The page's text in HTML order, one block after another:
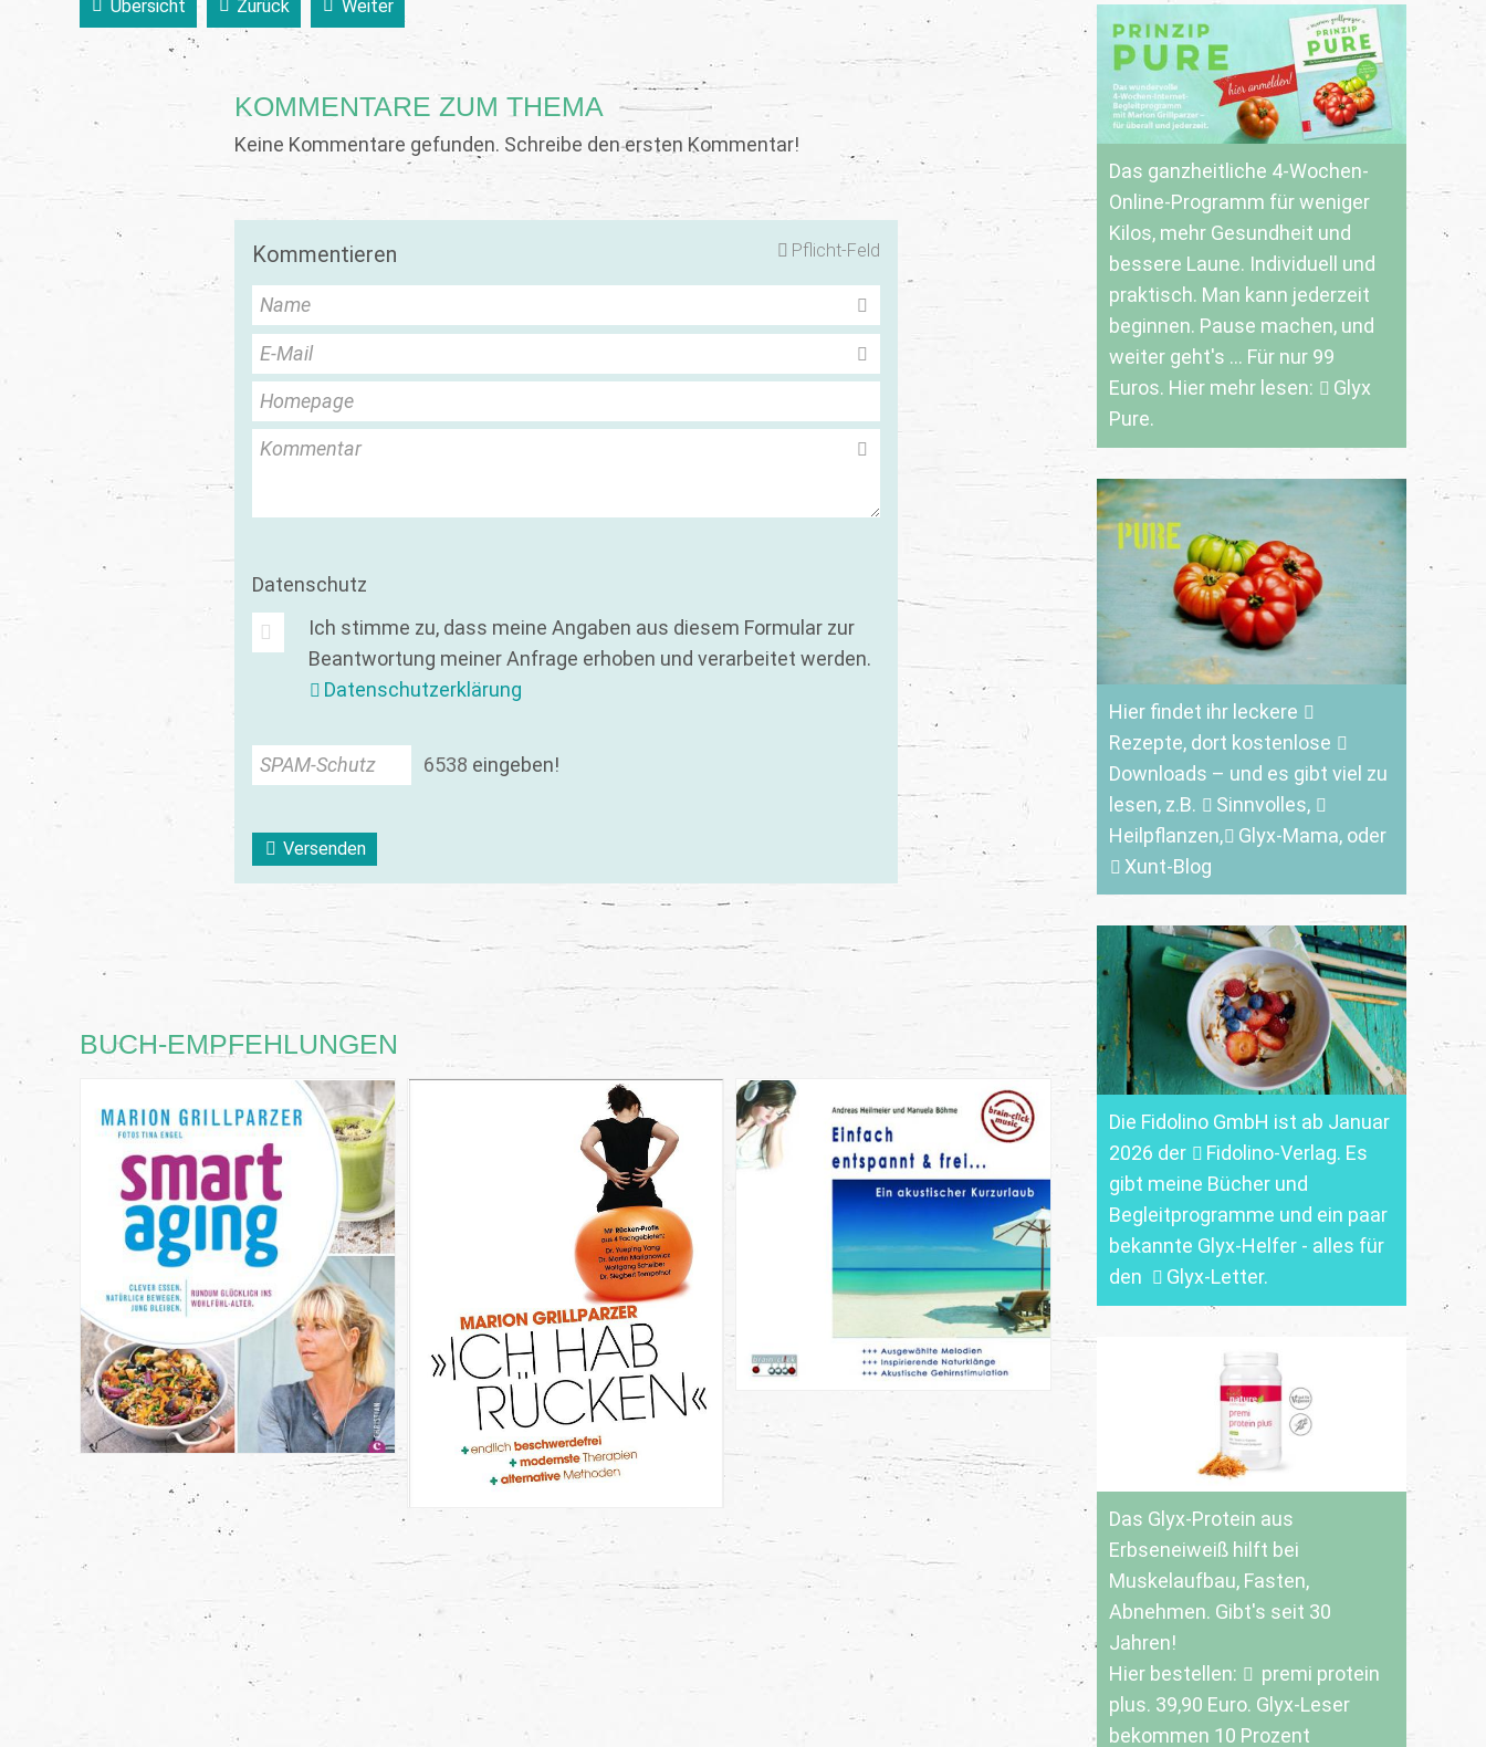
Das ganzheitliche 4-Wochen-
Online-Programm für weniger
Kilos, mehr Gesundheit und
bessere Laune. Individuell und
praktisch. Man kann jederzeit
beginnen. Pause machen, und
weiter geht's ... Für nur 99
Euros. Hier mehr lesen:
Glyx
Pure.
Hier findet ihr leckere
Rezepte, dort kostenlose
Downloads – und es gibt viel zu
lesen, z.B.
Sinnvolles,
Heilpflanzen,
Glyx-Mama, oder
Xunt-Blog
Die Fidolino GmbH ist ab Januar
2026 der
Fidolino-Verlag. Es
gibt meine Bücher und
Begleitprogramme und ein paar
bekannte Glyx-Helfer - alles für
den
Glyx-Letter.
Das Glyx-Protein aus
Erbseneiweiß hilft bei
Muskelaufbau, Fasten,
Abnehmen. Gibt's seit 30
Jahren!
Hier bestellen:
premi protein
plus. 39,90 Euro. Glyx-Leser
bekommen 10 Prozent
Übersicht Zurück Weiter
KOMMENTARE ZUM THEMA
Keine Kommentare gefunden. Schreibe den ersten Kommentar!
Pflicht-Feld
Kommentieren
Name
E-Mail
Homepage
Kommentar
Datenschutz
Ich stimme zu, dass meine Angaben aus diesem Formular zur
Beantwortung meiner Anfrage erhoben und verarbeitet werden.
Datenschutzerklärung
SPAM-Schutz 6538 eingeben!
Versenden
BUCH-EMPFEHLUNGEN